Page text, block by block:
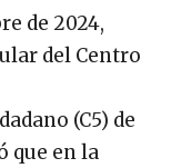
de 2024,
del Centro
(C5) de
que en la